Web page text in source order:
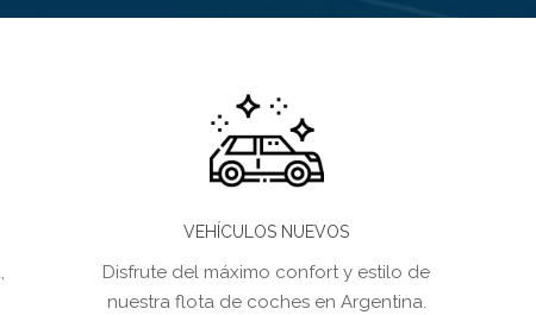
VEHÍCULOS NUEVOS
Disfrute del máximo confort y estilo de
nuestra flota de coches en Argentina.